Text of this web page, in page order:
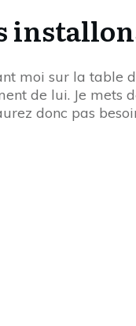
moi sur la table
de lui. Je
donc pas